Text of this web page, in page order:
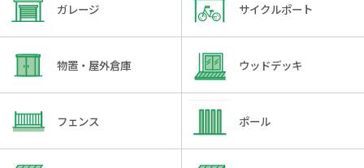
ガレージ サイクルポート
物置・屋外倉庫 ウッドデッキ
フェンス ポール